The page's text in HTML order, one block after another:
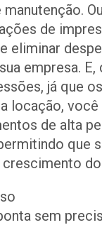
de
eliminar
empresa.
já que
locação,
de alta
que
sem